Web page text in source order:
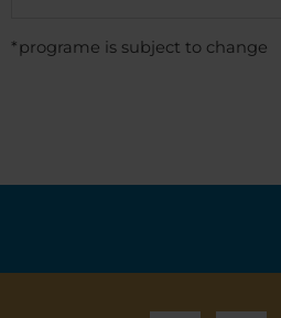
*programe is subject to change